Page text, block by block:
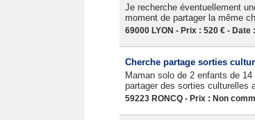
Je recherche éventuellement
moment de partager la même
69000 LYON - Prix : 520 € - Date
Cherche partage sorties
Maman solo de 2 enfants de
partager des sorties culturelles
59223 RONCQ - Prix : Non